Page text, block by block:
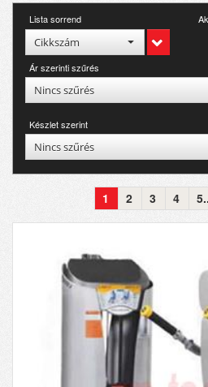
Lista sorrend
Cikkszám
Ár szerinti szűrés
Nincs szűrés
Készlet szerint
Nincs szűrés
1 2 3 4